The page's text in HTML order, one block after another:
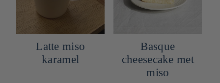
Basque
cheesecake met
Recept voor
gegrilde zalm
met rode miso